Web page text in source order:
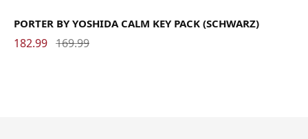
PORTER BY YOSHIDA CALM KEY PACK (SCHWARZ)
182.99 169.99